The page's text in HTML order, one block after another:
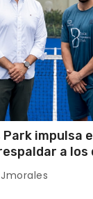
Park impulsa
a los
del país
Jmorales